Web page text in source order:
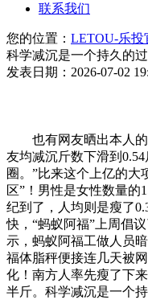
联系我们
您的位置： LETOU-乐投
科学减沉是一个持久的过
发表日期：2026-07-02
也有网友晒出本人的“
友均减沉斤数下滑到
圈。”比来这个上亿的
区”！男性是女性数量
纪到了，人均则是瘦了
快，“蚂蚁阿福”上周倡
示，蚂蚁阿福工做人员
福体脂秤便接连几天被
化！南方人率先瘦了下
半斤。科学减沉是一个